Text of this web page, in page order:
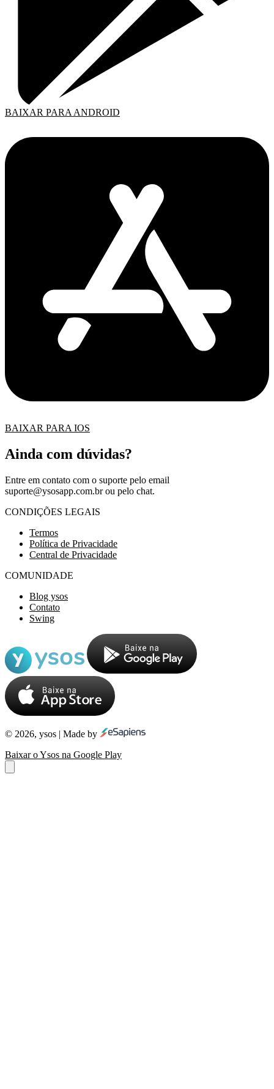
BAIXAR PARA ANDROID
BAIXAR PARA IOS
Ainda com dúvidas?
Entre em contato com o suporte pelo email
suporte@ysosapp.com.brou pelo chat.
CONDIÇÕES LEGAIS
Termos
Política de Privacidade
Central de Privacidade
COMUNIDADE
Blog ysos
Contato
Swing
© 2026, ysos | Made by
Baixar o Ysos na Google Play